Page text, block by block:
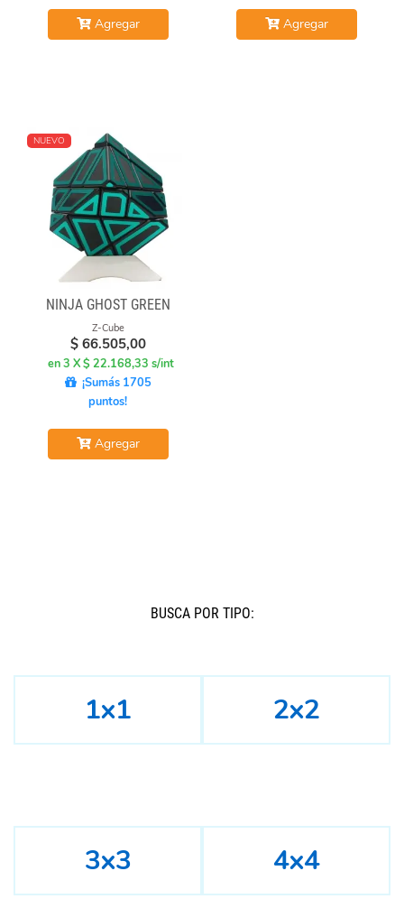
Agregar Agregar
NUEVO
NINJA GHOST GREEN
Z-Cube
$ 66.505,00
en 3 X $ 22.168,33 s/int
¡Sumás 1705
puntos!
Agregar
BUSCÁ POR TIPO:
1x1 2x2
3x3 4x4